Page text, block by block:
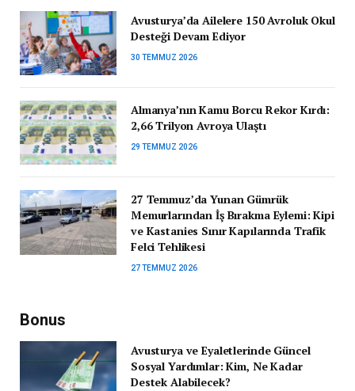
Avusturya’da Ailelere 150 Avroluk Okul
Desteği Devam Ediyor
30 TEMMUZ 2026
Almanya’nın Kamu Borcu Rekor Kırdı:
2,66 Trilyon Avroya Ulaştı
29 TEMMUZ 2026
27 Temmuz’da Yunan Gümrük
Memurlarından İş Bırakma Eylemi: Kipi
ve Kastanies Sınır Kapılarında Trafik
Felci Tehlikesi
27 TEMMUZ 2026
Bonus
Avusturya ve Eyaletlerinde Güncel
Sosyal Yardımlar: Kim, Ne Kadar
Destek Alabilecek?